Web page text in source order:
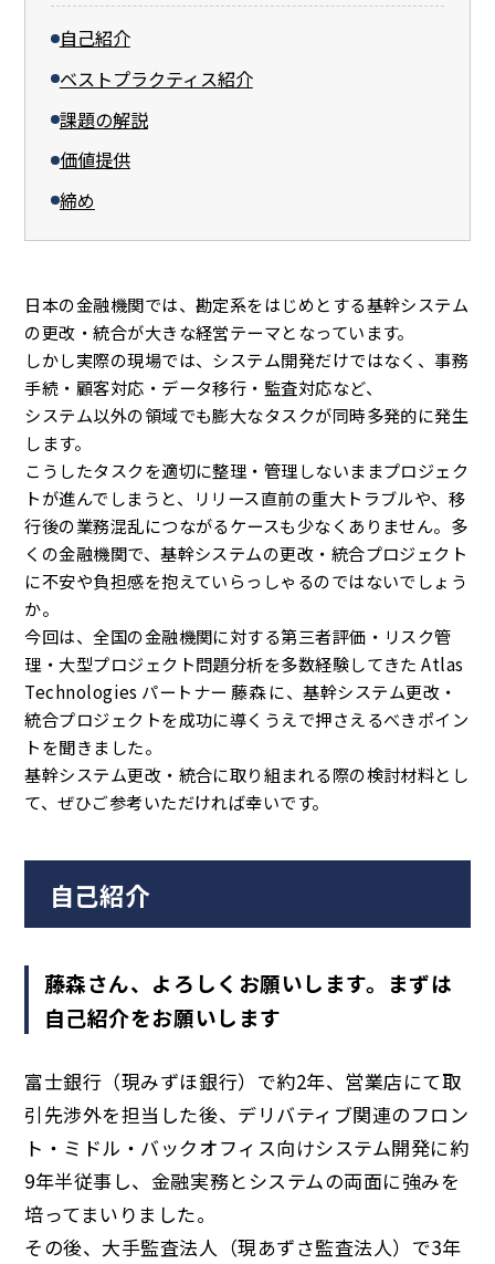
自己紹介
ベストプラクティス紹介
課題の解説
価値提供
締め
日本の金融機関では、勘定系をはじめとする基幹システム
の更改・統合が大きな経営テーマとなっています。
しかし実際の現場では、システム開発だけではなく、事務
手続・顧客対応・データ移行・監査対応など、
システム以外の領域でも膨大なタスクが同時多発的に発生
します。
こうしたタスクを適切に整理・管理しないままプロジェク
トが進んでしまうと、リリース直前の重大トラブルや、移
行後の業務混乱につながるケースも少なくありません。多
くの金融機関で、基幹システムの更改・統合プロジェクト
に不安や負担感を抱えていらっしゃるのではないでしょう
か。
今回は、全国の金融機関に対する第三者評価・リスク管
理・大型プロジェクト問題分析を多数経験してきた Atlas
Technologies パートナー 藤森 に、基幹システム更改・
統合プロジェクトを成功に導くうえで押さえるべきポイン
トを聞きました。
基幹システム更改・統合に取り組まれる際の検討材料とし
て、ぜひご参考いただければ幸いです。
自己紹介
藤森さん、よろしくお願いします。まずは
自己紹介をお願いします
富士銀行（現みずほ銀行）で約2年、営業店にて取
引先渉外を担当した後、デリバティブ関連のフロン
ト・ミドル・バックオフィス向けシステム開発に約
9年半従事し、金融実務とシステムの両面に強みを
培ってまいりました。
その後、大手監査法人（現あずさ監査法人）で3年